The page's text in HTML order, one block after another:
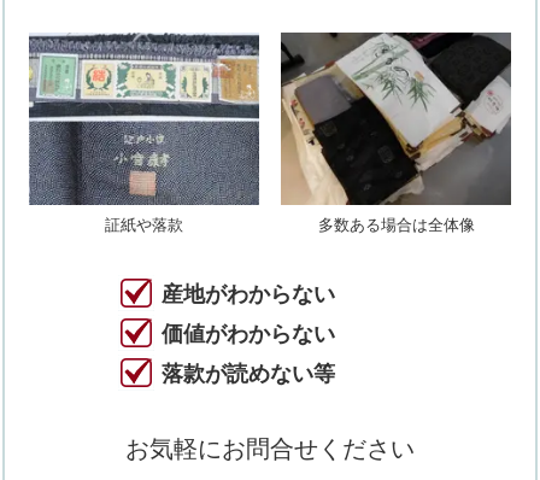
証紙や落款 多数ある場合は全体像
産地がわからない
価値がわからない
落款が読めない等
お気軽にお問合せください